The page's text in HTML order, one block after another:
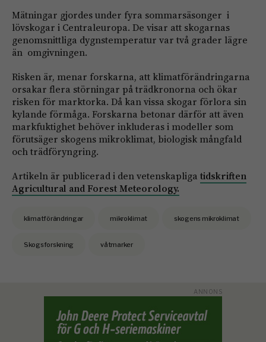
Mätningar gjordes under fyra sommarsäsonger i
lövskogar i Centraleuropa. De visar att skogarnas
genomsnittliga dygnstemperatur var två grader lägre
än omgivningen.
Risken är, menar forskarna, att klimatförändringarna
orsakar flera störningar på trädkronorna och ökar
risken för marktorka. Då kan vissa skogar förlora sin
kylande förmåga. Forskarna betonar därför att även
markfuktighet behöver inkluderas i modeller som
förutsäger skogens mikroklimat, biologisk mångfald
och trädföryngring.
Artikeln är publicerad i den vetenskapliga tidskriften
Agricultural and Forest Meteorology.
klimatförändringar mikroklimat skogens mikroklimat
Skogsforskning våtmarker